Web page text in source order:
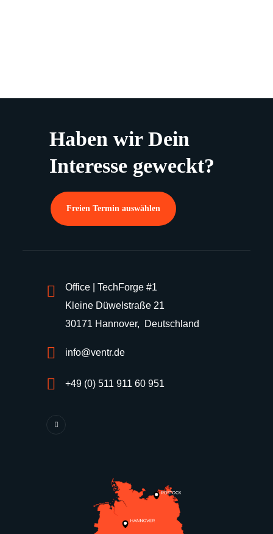
Haben wir Dein
Interesse geweckt?
Freien Termin auswählen
Office | TechForge #1
Kleine Düwelstraße 21
30171 Hannover, Deutschland
info@ventr.de
+49 (0) 511 911 60 951